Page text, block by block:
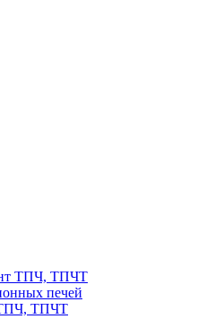
ТПЧ, ТПЧТ
печей
ТПЧТ